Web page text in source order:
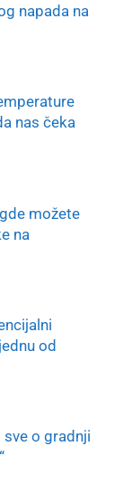
napada na
nas čeka
možete
na
od
o gradnji